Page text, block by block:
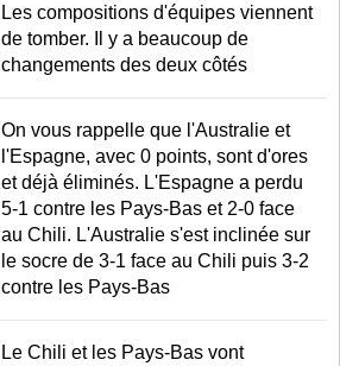
Les compositions d'équipes viennent
de tomber. Il y a beaucoup de
changements des deux côtés
On vous rappelle que l'Australie et
l'Espagne, avec 0 points, sont d'ores
et déjà éliminés. L'Espagne a perdu
5-1 contre les Pays-Bas et 2-0 face
au Chili. L'Australie s'est inclinée sur
le socre de 3-1 face au Chili puis 3-2
contre les Pays-Bas
Le Chili et les Pays-Bas vont